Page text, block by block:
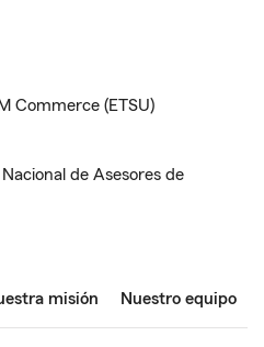
Commerce (ETSU)
de Asesores de
misión Nuestro equipo